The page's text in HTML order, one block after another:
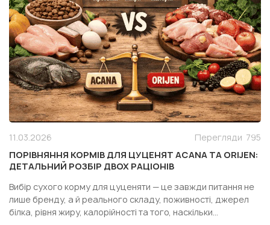
11.03.2026 Перегляди 795
ПОРІВНЯННЯ КОРМІВ ДЛЯ ЦУЦЕНЯТ ACANA ТА ORIJEN:
ДЕТАЛЬНИЙ РОЗБІР ДВОХ РАЦІОНІВ
Вибір сухого корму для цуценяти — це завжди питання не
лише бренду, а й реального складу, поживності, джерел
білка, рівня жиру, калорійності та того, наскільки